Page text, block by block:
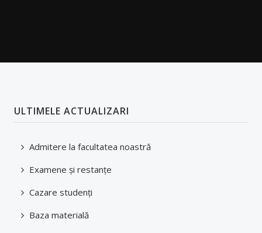
ULTIMELE ACTUALIZARI
Admitere la facultatea noastră
Examene şi restanţe
Cazare studenți
Baza materială